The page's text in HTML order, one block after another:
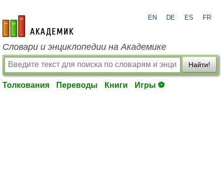
academic.ru
EN DE ES FR
Словари и энциклопедии на Академике
Найти!
Толкования Переводы Книги Игры ⚽